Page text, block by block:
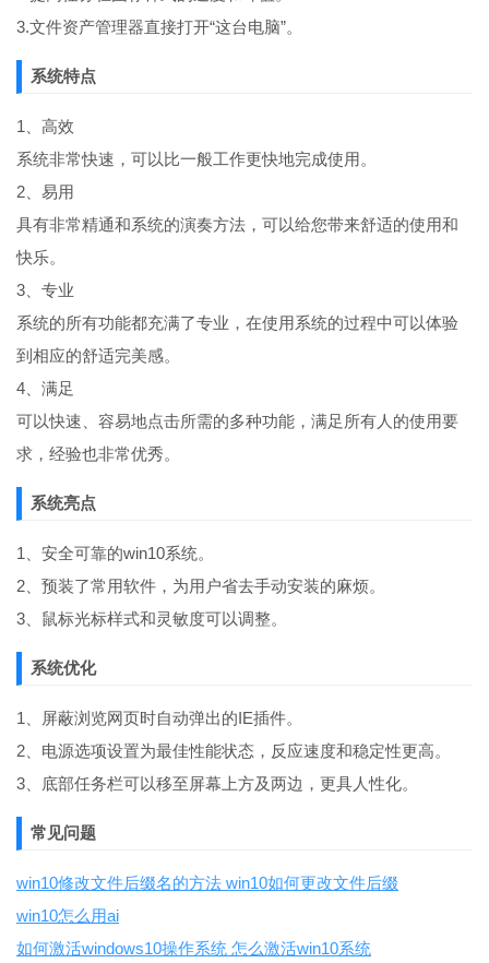
3.文件资产管理器直接打开“这台电脑”。
系统特点
1、高效
系统非常快速，可以比一般工作更快地完成使用。
2、易用
具有非常精通和系统的演奏方法，可以给您带来舒适的使用和
快乐。
3、专业
系统的所有功能都充满了专业，在使用系统的过程中可以体验
到相应的舒适完美感。
4、满足
可以快速、容易地点击所需的多种功能，满足所有人的使用要
求，经验也非常优秀。
系统亮点
1、安全可靠的win10系统。
2、预装了常用软件，为用户省去手动安装的麻烦。
3、鼠标光标样式和灵敏度可以调整。
系统优化
1、屏蔽浏览网页时自动弹出的IE插件。
2、电源选项设置为最佳性能状态，反应速度和稳定性更高。
3、底部任务栏可以移至屏幕上方及两边，更具人性化。
常见问题
win10修改文件后缀名的方法 win10如何更改文件后缀
win10怎么用ai
如何激活windows10操作系统 怎么激活win10系统